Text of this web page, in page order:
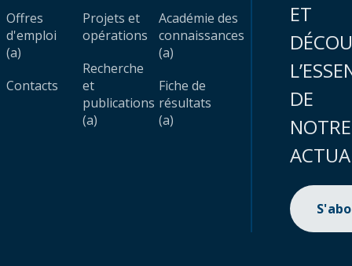
Offres
d'emploi
(a)
Contacts
Projets et
opérations
Recherche
et
publications
(a)
Académie des
connaissances
(a)
Fiche de
résultats
(a)
ET
DE
NOTRE